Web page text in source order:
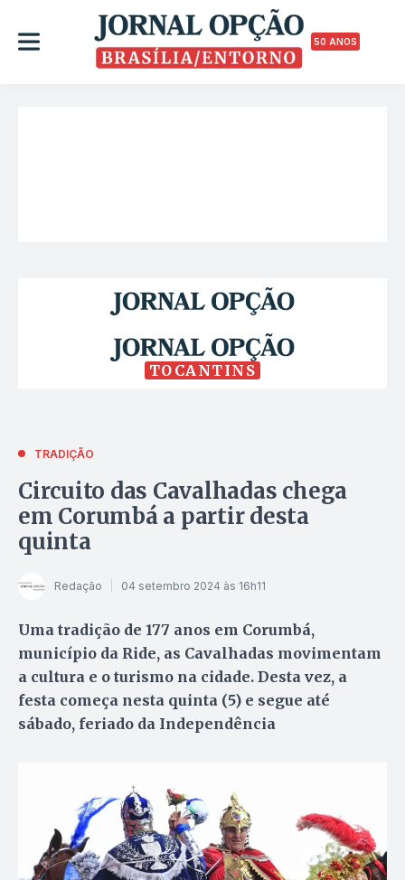
50 ANOS
TOCANTINS
TRADIÇÃO
Circuito das Cavalhadas chega
em Corumbá a partir desta
quinta
Redação 04 setembro 2024 às 16h11
Uma tradição de 177 anos em Corumbá,
município da Ride, as Cavalhadas movimentam
a cultura e o turismo na cidade. Desta vez, a
festa começa nesta quinta (5) e segue até
sábado, feriado da Independência